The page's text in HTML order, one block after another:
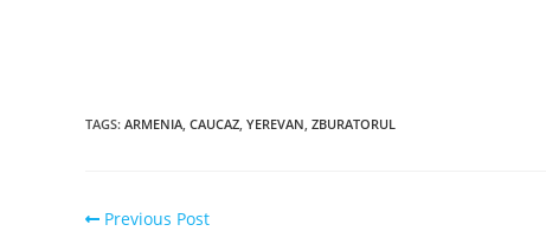
TAGS: ARMENIA CAUCAZ YEREVAN ZBURATORUL
ReadPrevious Post